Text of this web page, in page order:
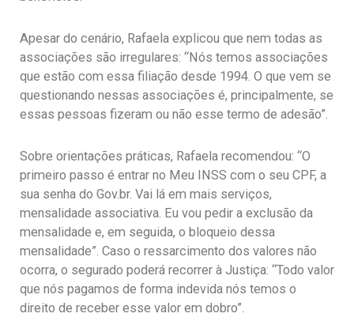
Apesar do cenário, Rafaela explicou que nem todas as
associações são irregulares: “Nós temos associações
que estão com essa filiação desde 1994. O que vem se
questionando nessas associações é, principalmente, se
essas pessoas fizeram ou não esse termo de adesão”.
Sobre orientações práticas, Rafaela recomendou: “O
primeiro passo é entrar no Meu INSS com o seu CPF, a
sua senha do Gov.br. Vai lá em mais serviços,
mensalidade associativa. Eu vou pedir a exclusão da
mensalidade e, em seguida, o bloqueio dessa
mensalidade”. Caso o ressarcimento dos valores não
ocorra, o segurado poderá recorrer à Justiça: “Todo valor
que nós pagamos de forma indevida nós temos o
direito de receber esse valor em dobro”.